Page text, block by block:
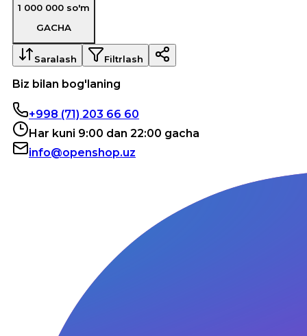
1 000 000 so'm
GACHA
Saralash Filtrlash
Biz bilan bog'laning
+998 (71) 203 66 60
Har kuni 9:00 dan 22:00 gacha
info@openshop.uz